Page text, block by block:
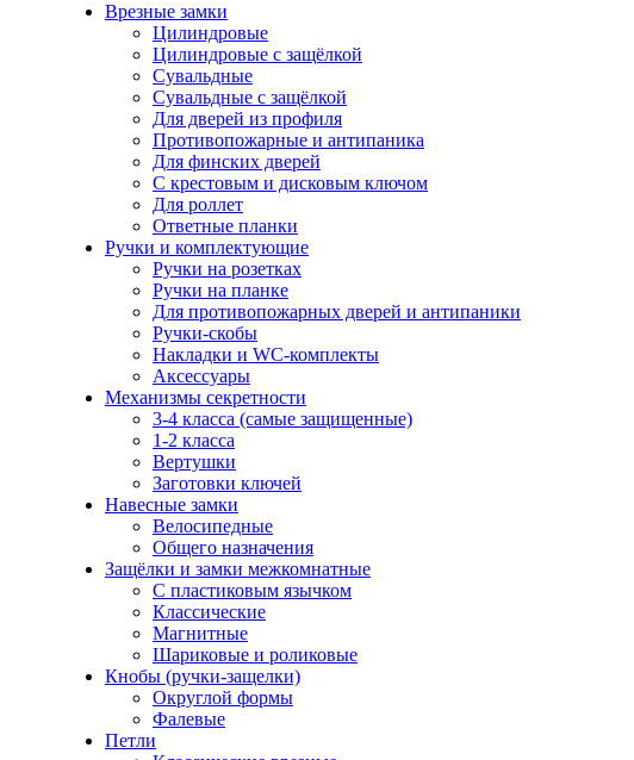
Врезные замки
Цилиндровые
Цилиндровые с защёлкой
Сувальдные
Сувальдные с защёлкой
Для дверей из профиля
Противопожарные и антипаника
Для финских дверей
С крестовым и дисковым ключом
Для роллет
Ответные планки
Ручки и комплектующие
Ручки на розетках
Ручки на планке
Для противопожарных дверей и антипаники
Ручки-скобы
Накладки и WC-комплекты
Аксессуары
Механизмы секретности
3-4 класса (самые защищенные)
1-2 класса
Вертушки
Заготовки ключей
Навесные замки
Велосипедные
Общего назначения
Защёлки и замки межкомнатные
С пластиковым язычком
Классические
Магнитные
Шариковые и роликовые
Кнобы (ручки-защелки)
Округлой формы
Фалевые
Петли